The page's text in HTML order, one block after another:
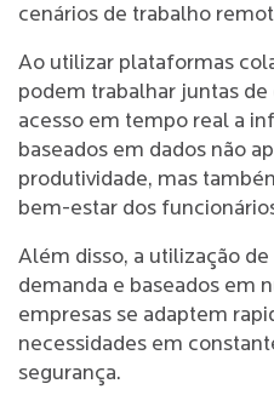
cenários de trabalho
Ao utilizar plataformas
podem trabalhar juntas de
acesso em tempo real a
baseados em dados não
produtividade, mas
bem-estar dos
Além disso, a utilização
demanda e baseados em
empresas se adaptem
necessidades em
segurança.